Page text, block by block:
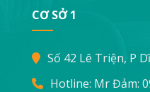
CƠ SỞ 1
Số 42 Lê Triện, P
Hotline: Mr Đảm: